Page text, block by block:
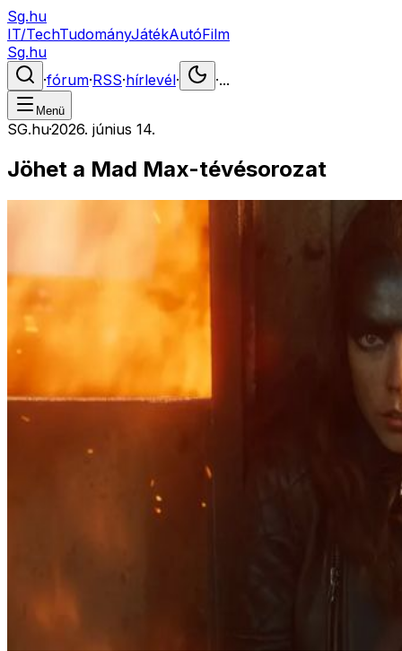
Sg.hu
IT/TechTudományJátékAutóFilm
Sg.hu
·fórum·RSS·hírlevél· ·...
Menü
SG.hu·2026. június 14.
Jöhet a Mad Max-tévésorozat